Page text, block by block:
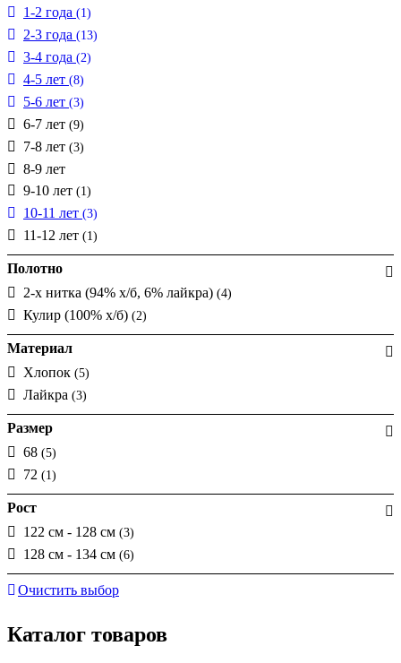
1-2 года (1)
2-3 года (13)
3-4 года (2)
4-5 лет (8)
5-6 лет (3)
6-7 лет (9)
7-8 лет (3)
8-9 лет
9-10 лет (1)
10-11 лет (3)
11-12 лет (1)
Полотно
2-х нитка (94% х/б, 6% лайкра) (4)
Кулир (100% х/б) (2)
Материал
Хлопок (5)
Лайкра (3)
Размер
68 (5)
72 (1)
Рост
122 см - 128 см (3)
128 см - 134 см (6)
Очистить выбор
Каталог товаров